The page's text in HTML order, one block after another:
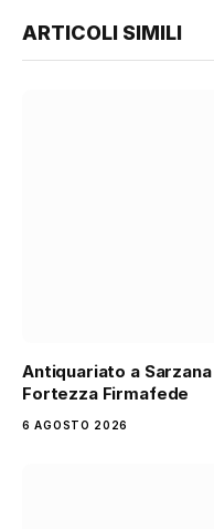
ARTICOLI SIMILI
Antiquariato a
Fortezza Firmafede
6 AGOSTO 2026